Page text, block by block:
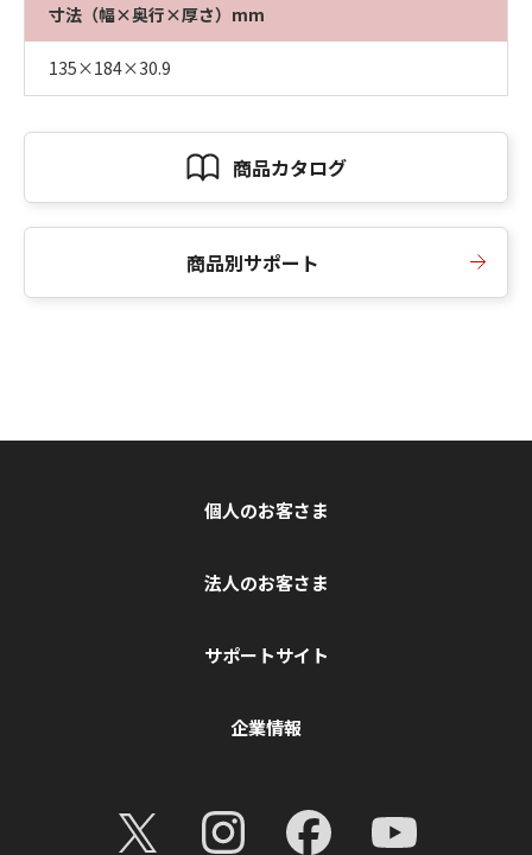
寸法（幅×奥行×厚さ）mm
135×184×30.9
商品カタログ
商品別サポート
個人のお客さま
法人のお客さま
サポートサイト
企業情報